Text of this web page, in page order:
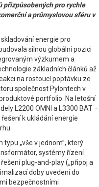
přizpůsobených pro rychle
a průmyslovou sféru v
energie pro
silnou globální pozici
výzkumem a
základních článků až
na rostoucí poptávku ze
společnost Pylontech v
portfolio. Na letošní
L2200 OMNI a L3300 BAT –
k ukládání energie
typu „vše v jednom”, který
systémy řízení
plug-and-play („připoj a
doby uvedení do
bezpečnostními